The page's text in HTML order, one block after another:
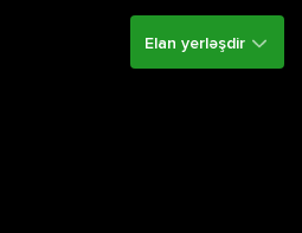
Elan yerləşdir